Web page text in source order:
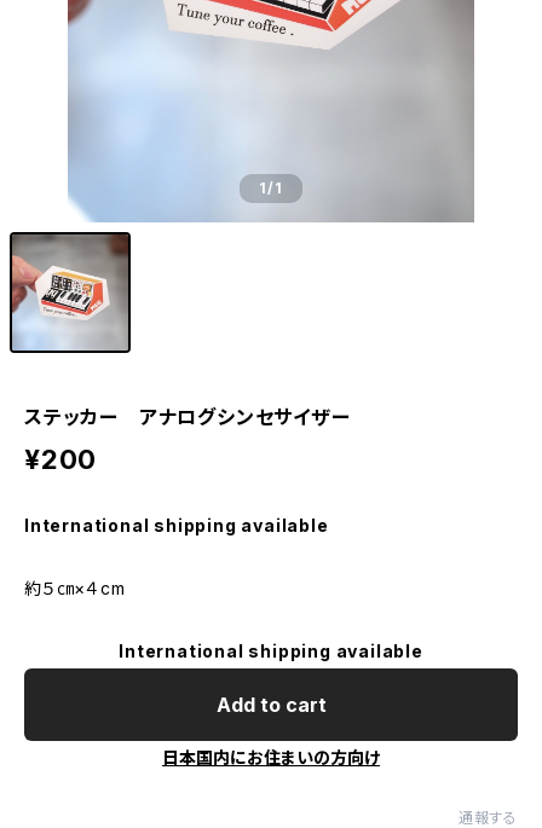
1/1
ステッカー アナログシンセサイザー
¥200
International shipping available
約５㎝×４cm
International shipping available
Add to cart
日本国内にお住まいの方向け
通報する